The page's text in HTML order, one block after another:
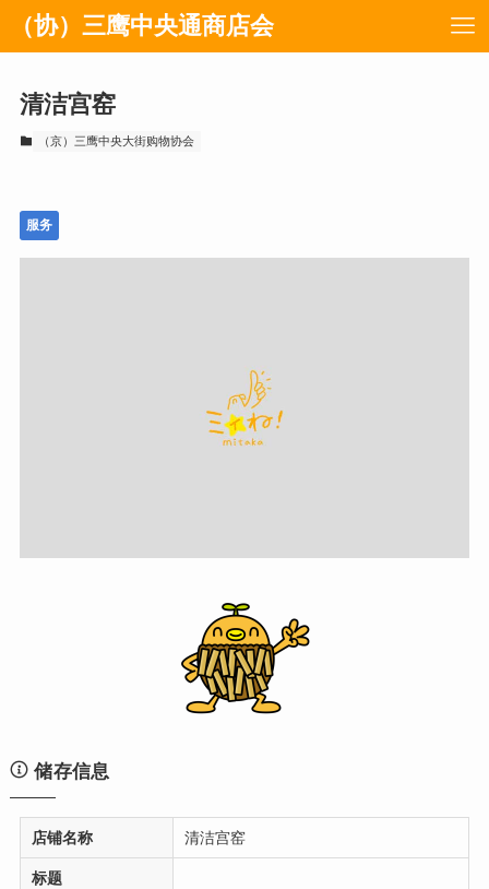
（协）三鹰中央通商店会
清洁宫窑
（京）三鹰中央大街购物协会
服务
储存信息
店铺名称 清洁宫窑
标题